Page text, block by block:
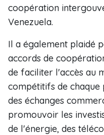
coopération
Venezuela.
Il a également plaidé
accords de
de faciliter l'accès au
compétitifs de
des échanges
promouvoir les
de l'énergie, des